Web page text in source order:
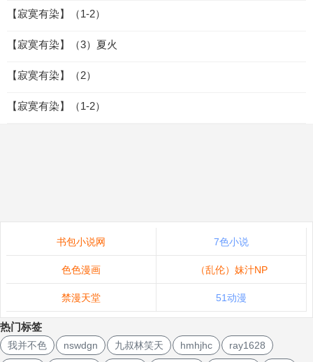
【寂寞有染】（1-2）
【寂寞有染】（3）夏火
【寂寞有染】（2）
【寂寞有染】（1-2）
书包小说网 7色小说
色色漫画 （乱伦）妹汁NP
禁漫天堂 51动漫
热门标签
我并不色 nswdgn 九叔林笑天 hmhjhc ray1628